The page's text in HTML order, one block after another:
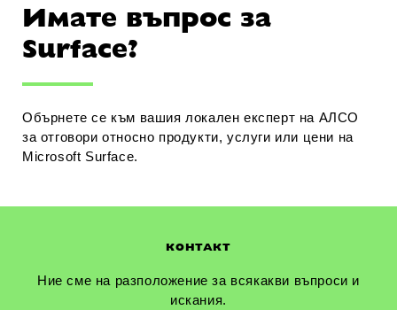
Имате въпрос за
Surface?
Обърнете се към вашия локален експерт на АЛСО
за отговори относно продукти, услуги или цени на
Microsoft Surface.
КОНТАКТ
Ние сме на разположение за всякакви въпроси и
искания.